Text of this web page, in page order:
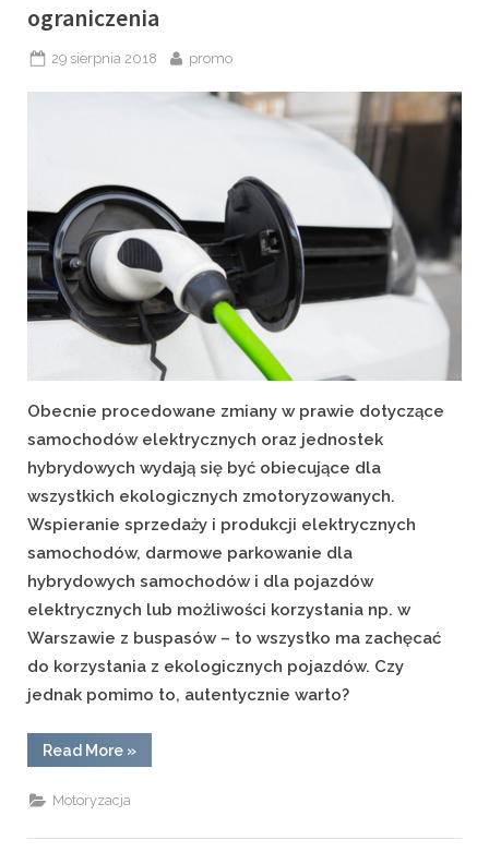
ograniczenia
Posted
29 sierpnia 2018 By
promo
Obecnie procedowane zmiany w prawie dotyczące
samochodów elektrycznych oraz jednostek
hybrydowych wydają się być obiecujące dla
wszystkich ekologicznych zmotoryzowanych.
Wspieranie sprzedaży i produkcji elektrycznych
samochodów, darmowe parkowanie dla
hybrydowych samochodów i dla pojazdów
elektrycznych lub możliwości korzystania np. w
Warszawie z buspasów – to wszystko ma zachęcać
do korzystania z ekologicznych pojazdów. Czy
jednak pomimo to, autentycznie warto?
Read More“Napęd
hybrydowy
korzyści
i
»
Motoryzacja